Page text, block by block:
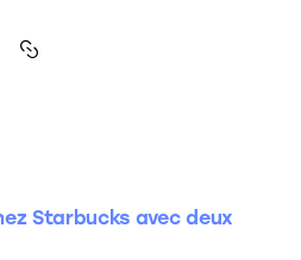
Starbucks avec deux